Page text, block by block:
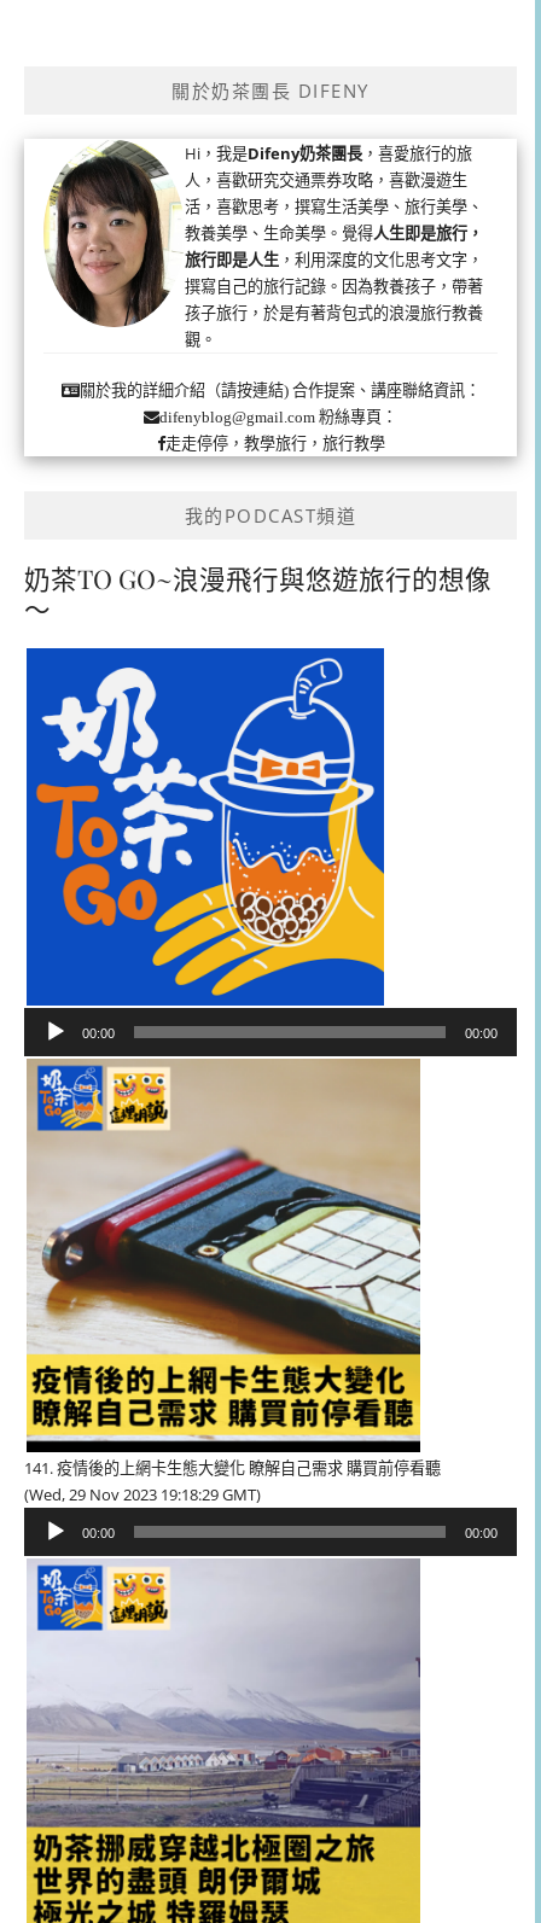
關於奶茶團長 DIFENY
Hi，我是Difeny奶茶團長 ，喜愛旅行的旅
人，喜歡研究交通票券攻略，喜歡漫遊生
活，喜歡思考，撰寫生活美學、旅行美學、
教養美學、生命美學。覺得人生即是旅行，
旅行即是人生 ，利用深度的文化思考文字，
撰寫自己的旅行記錄。因為教養孩子，帶著
孩子旅行，於是有著背包式的浪漫旅行教養
觀。
關於我的詳細介紹（請按連結)合作提案、講座聯絡資訊：
difenyblog@gmail.com 粉絲專頁：
走走停停，教學旅行，旅行教學
我的PODCAST頻道
奶茶TO GO~浪漫飛行與悠遊旅行的想像
～
播
器
00:00 00:00
141. 疫情後的上網卡生態大變化 瞭解自己需求 購買前停看聽
(Wed, 29 Nov 2023 19:18:29 GMT)
播
器
00:00 00:00